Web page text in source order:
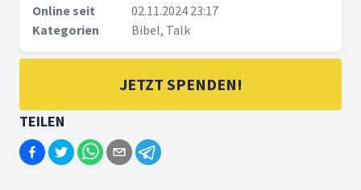
Online seit
02.11.2024 23:17
Kategorien
Bibel, Talk
JETZT SPENDEN!
TEILEN